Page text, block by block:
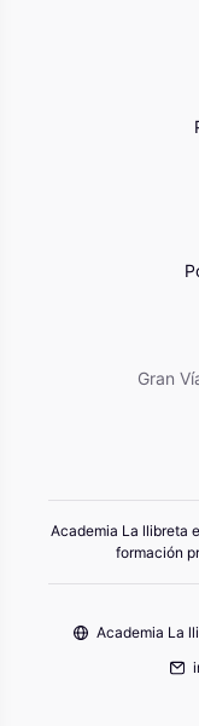
Gran
Academia La llibreta
formación
Academia La